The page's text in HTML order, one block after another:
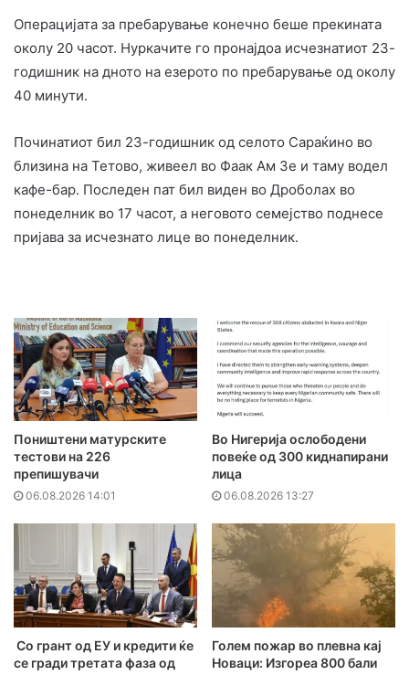
Операцијата за пребарување конечно беше прекината
околу 20 часот. Нуркачите го пронајдоа исчезнатиот 23-
годишник на дното на езерото по пребарување од околу
40 минути.
Починатиот бил 23-годишник од селото Сараќино во
близина на Тетово, живеел во Фаак Ам Зе и таму водел
кафе-бар. Последен пат бил виден во Дроболах во
понеделник во 17 часот, а неговото семејство поднесе
пријава за исчезнато лице во понеделник.
Поништени матурските
тестови на 226
препишувачи
06.08.2026 14:01
Во Нигерија ослободени
повеќе од 300 киднапирани
лица
06.08.2026 13:27
Со грант од ЕУ и кредити ќе
се гради третата фаза од
Голем пожар во плевна кај
Новаци: Изгореа 800 бали